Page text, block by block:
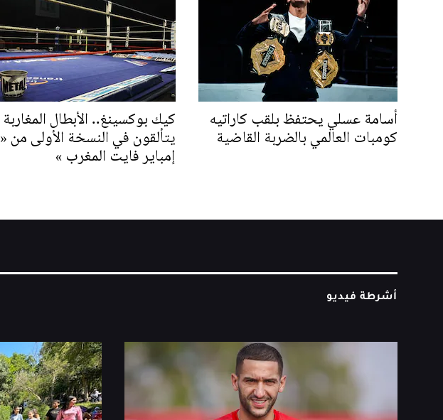
أسامة عسلي يحتفظ بلقب كاراتيه
كومبات العالمي بالضربة القاضية
كيك بوكسينغ.. الأبطال المغاربة
يتألقون في النسخة الأولى من «
إمباير فايت المغرب »
أشرطة فيديو